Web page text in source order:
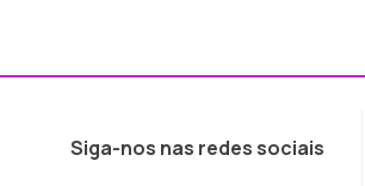
Siga-nos nas redes sociais